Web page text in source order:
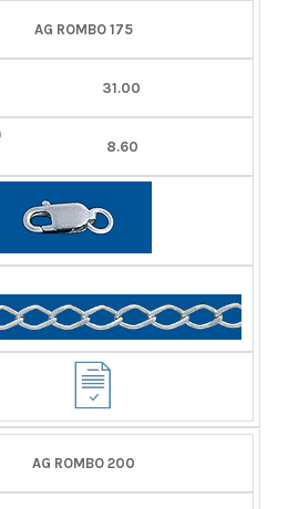
AG ROMBO 175
31.00
8.60
AG ROMBO 200